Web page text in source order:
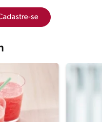
se